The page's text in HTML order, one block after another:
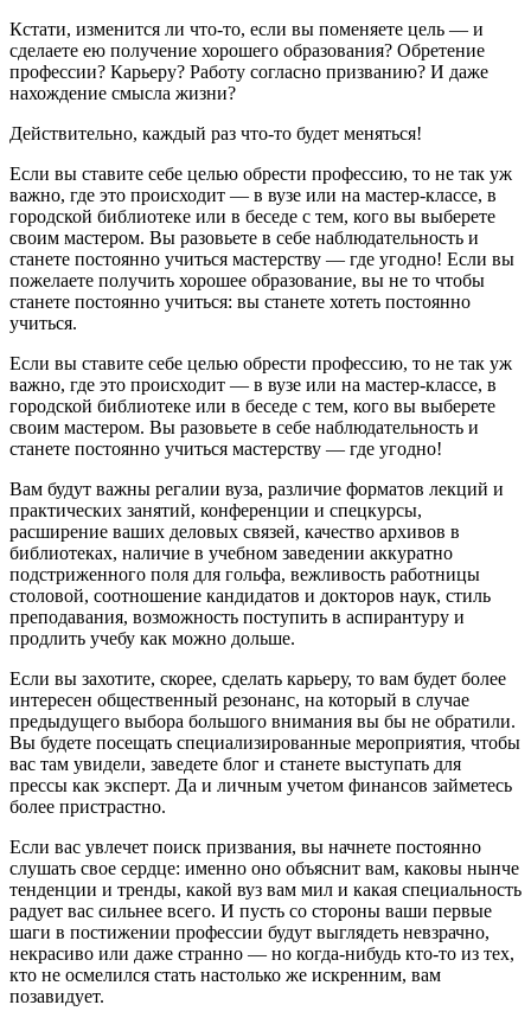
Кстати, изменится ли что-то, если вы поменяете цель — и
сделаете ею получение хорошего образования? Обретение
профессии? Карьеру? Работу согласно призванию? И даже
нахождение смысла жизни?
Действительно, каждый раз что-то будет меняться!
Если вы ставите себе целью обрести профессию, то не так уж
важно, где это происходит — в вузе или на мастер-классе, в
городской библиотеке или в беседе с тем, кого вы выберете
своим мастером. Вы разовьете в себе наблюдательность и
станете постоянно учиться мастерству — где угодно! Если вы
пожелаете получить хорошее образование, вы не то чтобы
станете постоянно учиться: вы станете хотеть постоянно
учиться.
Если вы ставите себе целью обрести профессию, то не так уж
важно, где это происходит — в вузе или на мастер-классе, в
городской библиотеке или в беседе с тем, кого вы выберете
своим мастером. Вы разовьете в себе наблюдательность и
станете постоянно учиться мастерству — где угодно!
Вам будут важны регалии вуза, различие форматов лекций и
практических занятий, конференции и спецкурсы,
расширение ваших деловых связей, качество архивов в
библиотеках, наличие в учебном заведении аккуратно
подстриженного поля для гольфа, вежливость работницы
столовой, соотношение кандидатов и докторов наук, стиль
преподавания, возможность поступить в аспирантуру и
продлить учебу как можно дольше.
Если вы захотите, скорее, сделать карьеру, то вам будет более
интересен общественный резонанс, на который в случае
предыдущего выбора большого внимания вы бы не обратили.
Вы будете посещать специализированные мероприятия, чтобы
вас там увидели, заведете блог и станете выступать для
прессы как эксперт. Да и личным учетом финансов займетесь
более пристрастно.
Если вас увлечет поиск призвания, вы начнете постоянно
слушать свое сердце: именно оно объяснит вам, каковы нынче
тенденции и тренды, какой вуз вам мил и какая специальность
радует вас сильнее всего. И пусть со стороны ваши первые
шаги в постижении профессии будут выглядеть невзрачно,
некрасиво или даже странно — но когда-нибудь кто-то из тех,
кто не осмелился стать настолько же искренним, вам
позавидует.